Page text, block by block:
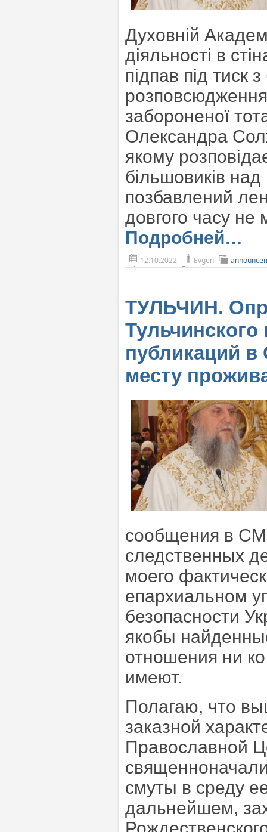
Духовній
діяльності в
підпав під тиск
забороненої
Олександра
якому
більшовиків
позбавлений
довгого часу не
Подробней…
12.10.2022 Evgen
ТУЛЬЧИН.
публикаций
месту
сообщения в
следственных
моего
епархиальном
безопасности
якобы
отношения ни
имеют.
Полагаю, что
заказной
Православной
смуты в среду
дальнейшем,